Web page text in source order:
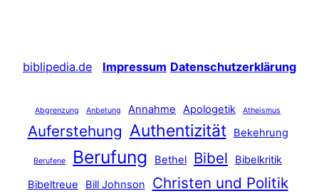
biblipedia.de Impressum Datenschutzerklärung
Abgrenzung Anbetung Annahme Apologetik Atheismus
Auferstehung Authentizität Bekehrung
Berufene Berufung Bethel Bibel
Bibelkritik
Bibeltreue
Bill Johnson Christen und Politik